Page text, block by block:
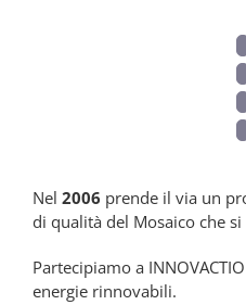
Nel 2006 prende il via un
di qualità del Mosaico che
Partecipiamo a
energie rinnovabili.